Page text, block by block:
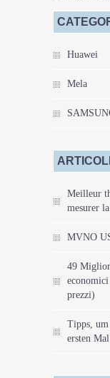
Huawei
Mela
Meilleur
mesurer
MVNO
49
prezzi)
Tipps,
ersten